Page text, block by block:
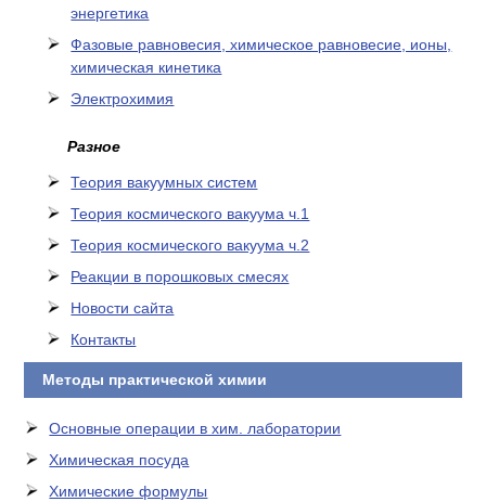
энергетика
Фазовые равновесия, химическое равновесие, ионы,
химическая кинетика
Электрохимия
Разное
Теория вакуумных систем
Теория космического вакуума ч.1
Теория космического вакуума ч.2
Реакции в порошковых смесях
Новости сайта
Контакты
Методы практической химии
Основные операции в хим. лаборатории
Химическая посуда
Химические формулы